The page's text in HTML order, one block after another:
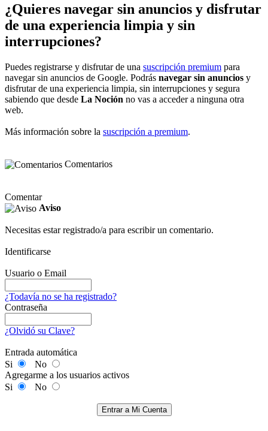
¿Quieres navegar sin anuncios y disfrutar
de una experiencia limpia y sin
interrupciones?
Puedes registrarse y disfrutar de una suscripción premium para
navegar sin anuncios de Google. Podrás navegar sin anuncios y
disfrutar de una experiencia limpia, sin interrupciones y segura
sabiendo que desde La Noción no vas a acceder a ninguna otra
web.
Más información sobre la suscripción a premium.
Comentarios
Comentar
Aviso
Necesitas estar registrado/a para escribir un comentario.
Identificarse
Usuario o Email
¿Todavía no se ha registrado?
Contraseña
¿Olvidó su Clave?
Entrada automática
Si
No
Agregarme a los usuarios activos
Si
No
Entrar a Mi Cuenta